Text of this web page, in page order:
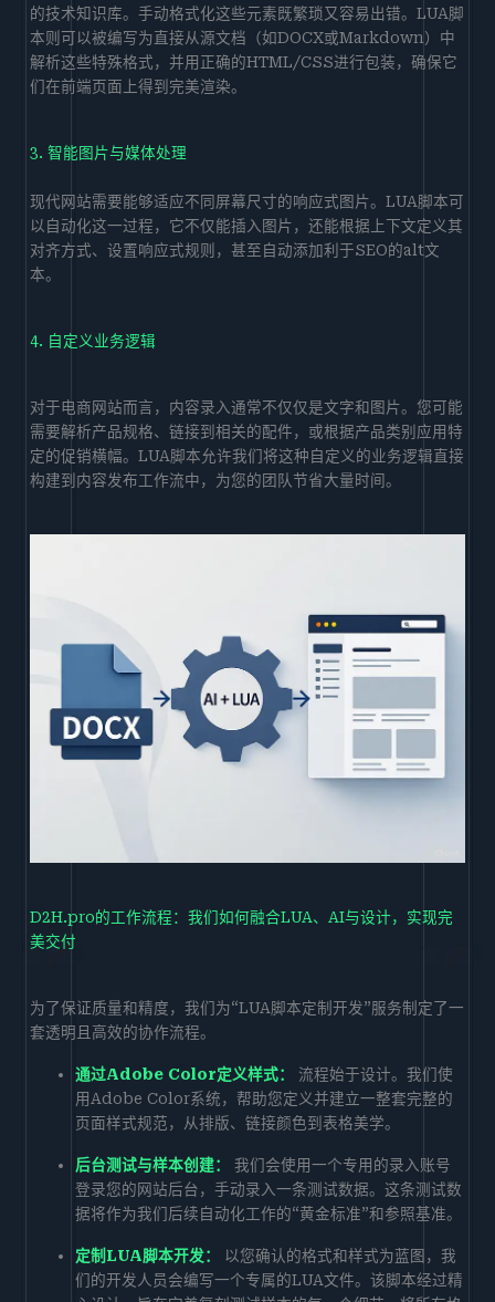
的技术知识库。手动格式化这些元素既繁琐又容易出错。LUA脚
本则可以被编写为直接从源文档（如DOCX或Markdown）中
解析这些特殊格式，并用正确的HTML/CSS进行包装，确保它
们在前端页面上得到完美渲染。
3. 智能图片与媒体处理
现代网站需要能够适应不同屏幕尺寸的响应式图片。LUA脚本可
以自动化这一过程，它不仅能插入图片，还能根据上下文定义其
对齐方式、设置响应式规则，甚至自动添加利于SEO的alt文
本。
4. 自定义业务逻辑
对于电商网站而言，内容录入通常不仅仅是文字和图片。您可能
需要解析产品规格、链接到相关的配件，或根据产品类别应用特
定的促销横幅。LUA脚本允许我们将这种自定义的业务逻辑直接
构建到内容发布工作流中，为您的团队节省大量时间。
D2H.pro的工作流程：我们如何融合LUA、AI与设计，实现完
美交付
为了保证质量和精度，我们为“LUA脚本定制开发”服务制定了一
套透明且高效的协作流程。
通过Adobe Color定义样式：
流程始于设计。我们使
用Adobe Color系统，帮助您定义并建立一整套完整的
页面样式规范，从排版、链接颜色到表格美学。
后台测试与样本创建：
我们会使用一个专用的录入账号
登录您的网站后台，手动录入一条测试数据。这条测试数
据将作为我们后续自动化工作的“黄金标准”和参照基准。
定制LUA脚本开发：
以您确认的格式和样式为蓝图，我
们的开发人员会编写一个专属的LUA文件。该脚本经过精